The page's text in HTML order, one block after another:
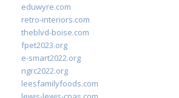
eduwyre.com
retro-interiors.com
theblvd-boise.com
fpet2023.org
e-smart2022.org
ngrc2022.org
leesfamilyfoods.com